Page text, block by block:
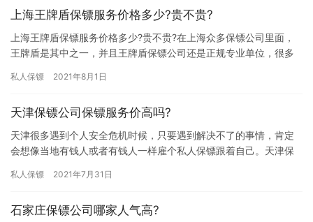
上海王牌盾保镖服务价格多少?贵不贵?
上海王牌盾保镖服务价格多少?贵不贵?在上海众多保镖公司里面，
王牌盾是其中之一，并且王牌盾保镖公司还是正规专业单位，很多
贵…
私人保镖 2021年8月1日
天津保镖公司保镖服务价高吗?
天津很多遇到个人安全危机时候，只要遇到解决不了的事情，肯定
会想像当地有钱人或者有钱人一样雇个私人保镖跟着自己。天津保
顾问…
私人保镖 2021年7月31日
石家庄保镖公司哪家人气高?